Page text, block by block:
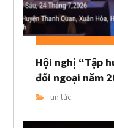
Hội nghị “Tập
đối ngoại năm
tin tức